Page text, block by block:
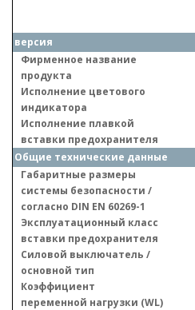
версия
Фирменное название
продукта
Исполнение цветового
индикатора
Исполнение плавкой
вставки предохранителя
Общие технические данные
Габаритные размеры
системы безопасности /
согласно DIN EN 60269-1
Эксплуатационный класс
вставки предохранителя
Силовой выключатель /
основной тип
Коэффициент
переменной нагрузки (WL)